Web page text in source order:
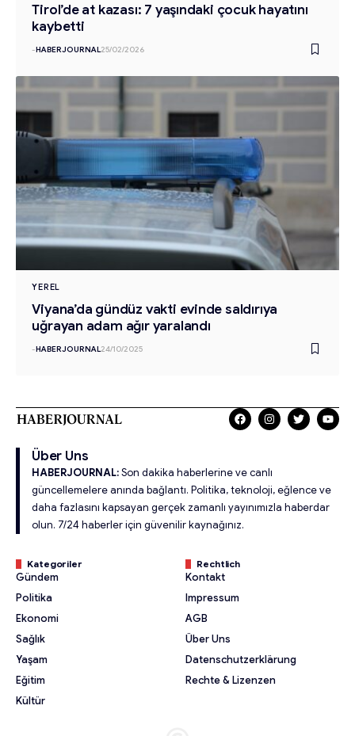
Tirol’de at kazası: 7 yaşındaki çocuk hayatını
kaybetti
-HABERJOURNAL25/02/2026
YEREL
Viyana’da gündüz vakti evinde saldırıya
uğrayan adam ağır yaralandı
-HABERJOURNAL24/10/2025
Über Uns
HABERJOURNAL:Son dakika haberlerine ve canlı
güncellemelere anında bağlantı. Politika, teknoloji, eğlence ve
daha fazlasını kapsayan gerçek zamanlı yayınımızla haberdar
olun. 7/24 haberler için güvenilir kaynağınız.
Kategoriler
Gündem
Politika
Ekonomi
Sağlık
Yaşam
Eğitim
Kültür
Rechtlich
Kontakt
Impressum
AGB
Über Uns
Datenschutzerklärung
Rechte & Lizenzen